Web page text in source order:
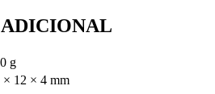
g
× 12 × 4 mm